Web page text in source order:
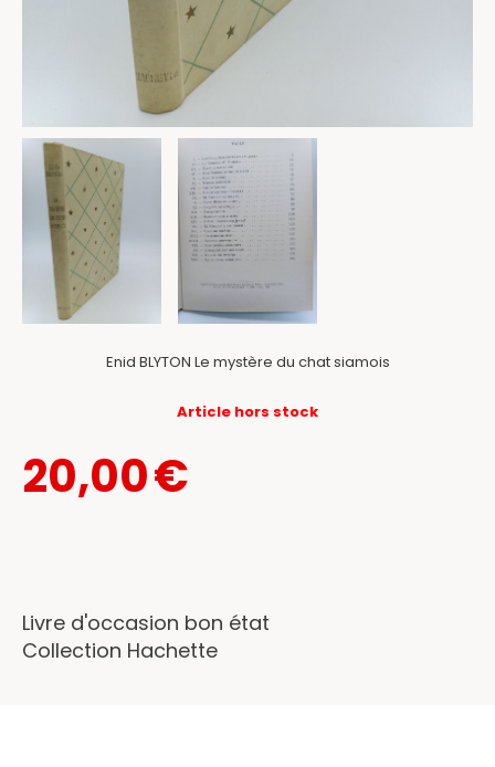
Enid BLYTON Le mystère du chat siamois
20,00€
Article hors stock
Livre d'occasion bon état
Collection Hachette